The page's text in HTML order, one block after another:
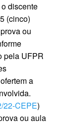
discente
(cinco)
ou
pela UFPR
a
22-CEPE)
ou aula